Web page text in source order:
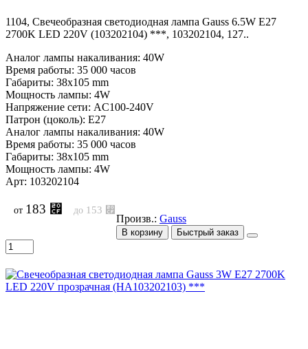
1104, Свечеобразная светодиодная лампа Gauss 6.5W E27
2700K LED 220V (103202104) ***, 103202104, 127..
Аналог лампы накаливания: 40W
Время работы: 35 000 часов
Габариты: 38x105 mm
Мощность лампы: 4W
Напряжение сети: AC100-240V
Патрон (цоколь): E27
Аналог лампы накаливания: 40W
Время работы: 35 000 часов
Габариты: 38x105 mm
Мощность лампы: 4W
Арт: 103202104
от 183 ⃏ до 153 ⃏
Произв.: Gauss
В корзину Быстрый заказ